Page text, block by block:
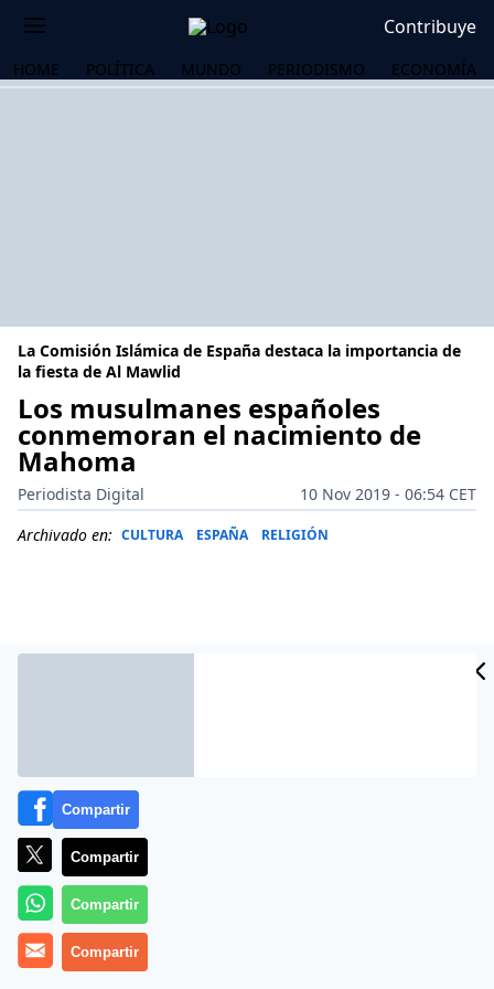
Contribuye
HOME POLÍTICA MUNDO PERIODISMO ECONOMÍA
La Comisión Islámica de España destaca la importancia de
la fiesta de Al Mawlid
Los musulmanes españoles
conmemoran el nacimiento de
Mahoma
Periodista Digital
10 Nov 2019 - 06:54 CET
Archivado en: CULTURA ESPAÑA RELIGIÓN
Más información
Compartir
Compartir
Compartir
Compartir